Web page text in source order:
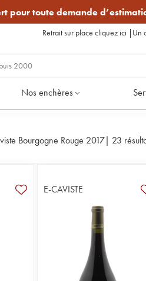
pour toute demande
Retrait sur place cliquez ici | Un
Nos enchères
Bourgogne Rouge 2017| 23
E-CAVISTE